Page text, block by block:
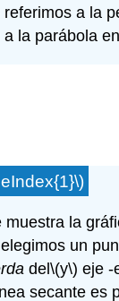
a la
a la parábola
muestra la
un
del\(y\) eje -
secante es